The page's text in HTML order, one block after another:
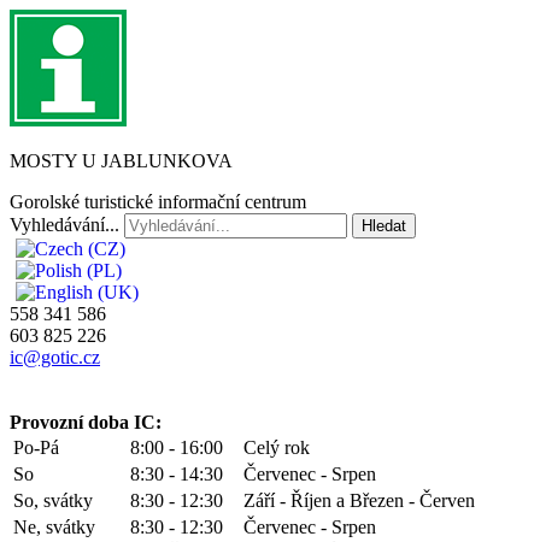
MOSTY U JABLUNKOVA
Gorolské turistické informační centrum
Vyhledávání...
Hledat
558 341 586
603 825 226
ic@gotic.cz
Provozní doba IC:
Po-Pá
8:00 - 16:00
Celý rok
So
8:30 - 14:30
Červenec - Srpen
So, svátky
8:30 - 12:30
Září - Říjen a Březen - Červen
Ne, svátky
8:30 - 12:30
Červenec - Srpen